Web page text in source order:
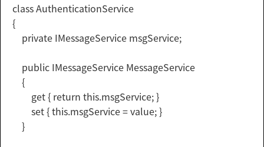
class AuthenticationService
{
private IMessageService msgService;
public IMessageService MessageService
{
get { return this.msgService; }
set { this.msgService = value; }
}